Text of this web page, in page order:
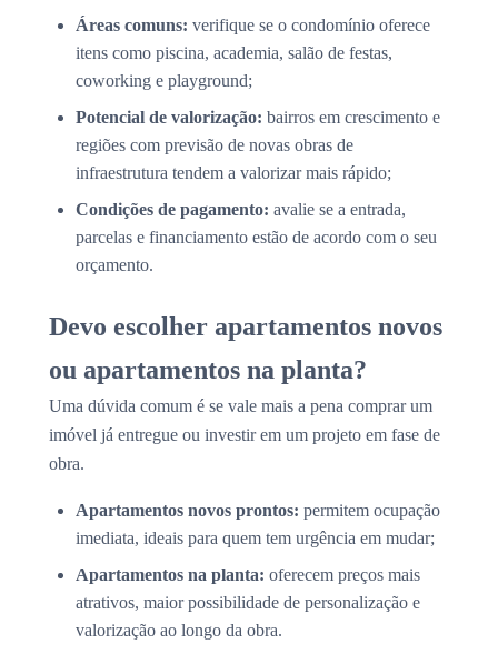
Áreas comuns: verifique se o condomínio oferece
itens como piscina, academia, salão de festas,
coworking e playground;
Potencial de valorização: bairros em crescimento e
regiões com previsão de novas obras de
infraestrutura tendem a valorizar mais rápido;
Condições de pagamento: avalie se a entrada,
parcelas e financiamento estão de acordo com o seu
orçamento.
Devo escolher apartamentos novos
ou apartamentos na planta?
Uma dúvida comum é se vale mais a pena comprar um
imóvel já entregue ou investir em um projeto em fase de
obra.
Apartamentos novos prontos: permitem ocupação
imediata, ideais para quem tem urgência em mudar;
Apartamentos na planta: oferecem preços mais
atrativos, maior possibilidade de personalização e
valorização ao longo da obra.